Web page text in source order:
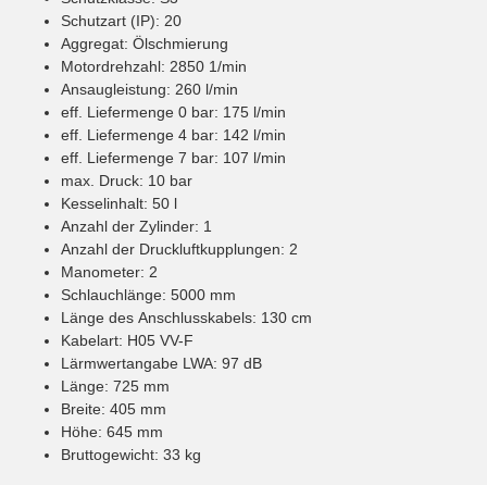
Schutzart (IP): 20
Aggregat: Ölschmierung
Motordrehzahl: 2850 1/min
Ansaugleistung: 260 l/min
eff. Liefermenge 0 bar: 175 l/min
eff. Liefermenge 4 bar: 142 l/min
eff. Liefermenge 7 bar: 107 l/min
max. Druck: 10 bar
Kesselinhalt: 50 l
Anzahl der Zylinder: 1
Anzahl der Druckluftkupplungen: 2
Manometer: 2
Schlauchlänge: 5000 mm
Länge des Anschlusskabels: 130 cm
Kabelart: H05 VV-F
Lärmwertangabe LWA: 97 dB
Länge: 725 mm
Breite: 405 mm
Höhe: 645 mm
Bruttogewicht: 33 kg